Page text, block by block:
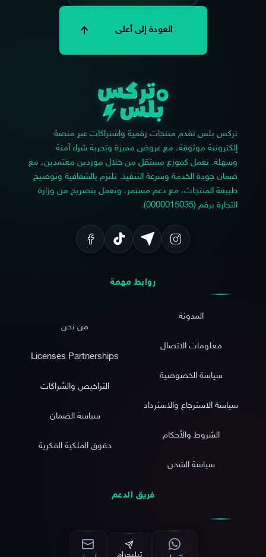
العودة إلى أعلى
تركس بلس تقدم منتجات رقمية واشتراكات عبر منصة
إلكترونية موثوقة، مع عروض مميزة وتجربة شراء آمنة
وسهلة. نعمل كموزع مستقل من خلال موردين معتمدين، مع
ضمان جودة الخدمة وسرعة التنفيذ. نلتزم بالشفافية وتوضيح
طبيعة المنتجات، مع دعم مستمر، ونعمل بتصريح من وزارة
التجارة برقم (0000015035).
روابط مهمة
المدونة
معلومات الاتصال
سياسة الخصوصية
سياسة الاسترجاع والاسترداد
الشروط والأحكام
سياسة الشحن
من نحن
Licenses Partnerships
التراخيص والشراكات
سياسة الضمان
حقوق الملكية الفكرية
فريق الدعم
تيليجرام